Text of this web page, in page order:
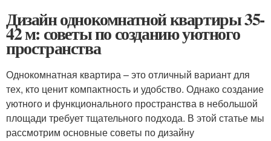
Дизайн однокомнатной квартиры 35-
42 м: советы по созданию уютного
пространства
Однокомнатная квартира – это отличный вариант для
тех, кто ценит компактность и удобство. Однако создание
уютного и функционального пространства в небольшой
площади требует тщательного подхода. В этой статье мы
рассмотрим основные советы по дизайну